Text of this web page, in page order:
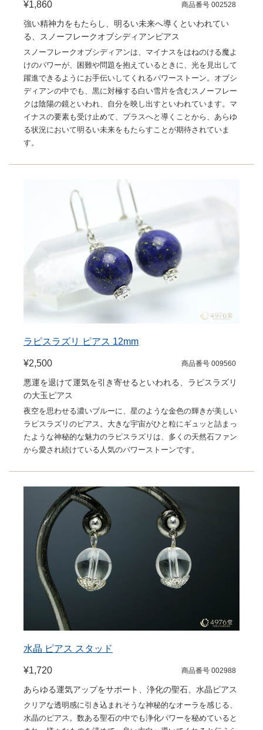
¥1,860 商品番号 002528
強い精神力をもたらし、明るい未来へ導くといわれてい
る、スノーフレークオブシディアンピアス
スノーフレークオブシディアンは、マイナスをはねのける魔よ
けのパワーが、困難や問題を抱えているときに、光を見出して
躍進できるようにお手伝いしてくれるパワーストーン。オブシ
ディアンの中でも、黒に対極する白い雪片を含むスノーフレー
クは陰陽の鏡といわれ、自分を映し出すといわれています。マ
イナスの要素も受け止めて、プラスへと導くことから、あらゆ
る状況において明るい未来をもたらすことが期待されていま
す。
ラピスラズリ ピアス 12mm
¥2,500 商品番号 009560
悪運を退けて運気を引き寄せるといわれる、ラピスラズリ
の大玉ピアス
夜空を思わせる濃いブルーに、星のような金色の輝きが美しい
ラピスラズリのピアス。大きな宇宙がひと粒にギュッと詰まっ
たような神秘的な魅力のラピスラズリは、多くの天然石ファン
から愛され続けている人気のパワーストーンです。
水晶 ピアス スタッド
¥1,720 商品番号 002988
あらゆる運気アップをサポート、浄化の聖石、水晶ピアス
クリアな透明感に引き込まれそうな神秘的なオーラを感じる、
水晶のピアス。数ある聖石の中でも浄化パワーを秘めていると